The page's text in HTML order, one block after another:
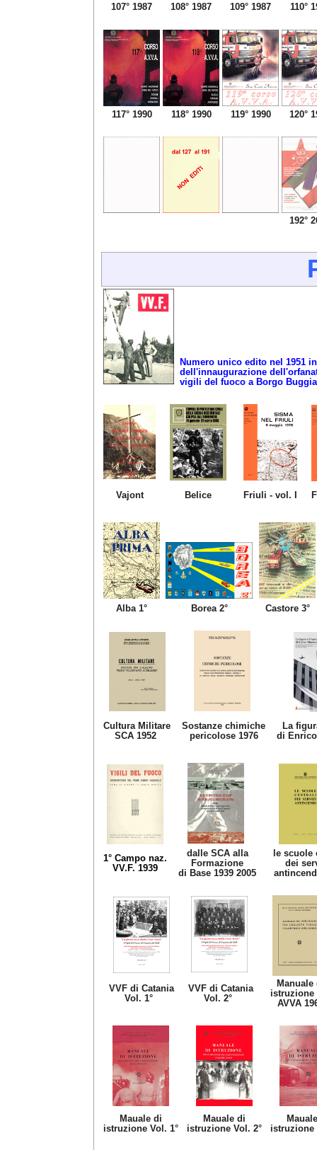
107° 1987 108° 1987 109° 1987 110°
117° 1990 118° 1990 119° 1990 120°
192°
Numero unico edito nel 1951
dell'innaugurazione
vigili del fuoco a Borgo
Vajont Belice Friuli - vol. I
Alba 1° Borea 2° Castore 3°
Cultura Militare
SCA 1952
Sostanze chimiche
pericolose 1976
La
di
1° Campo naz.
VV.F. 1939
dalle SCA alla
Formazione
di Base 1939 2005
le scuole
dei
VVF di Catania
Vol. 1°
VVF di Catania
Vol. 2°
Manuale
istruzione
AVVA
Mauale di
istruzione Vol. 1°
Mauale di
istruzione Vol. 2°
istruzione